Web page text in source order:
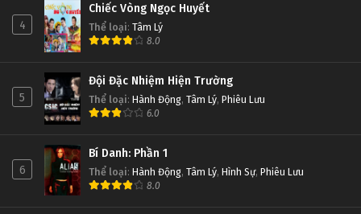
4
Chiếc Vòng Ngọc Huyết
Thể loại: Tâm Lý
8.0
5
Đội Đặc Nhiệm Hiện Trường
Thể loại: Hành Động, Tâm Lý, Phiêu Lưu
6.0
6
Bí Danh: Phần 1
Thể loại: Hành Động, Tâm Lý, Hình Sự, Phiêu Lưu
8.0